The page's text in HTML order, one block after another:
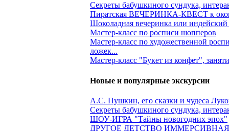
Секреты бабушкиного сундука,
Пиратская ВЕЧЕРИНКА-КВЕСТ к
Шоколадная вечеринка или индейский
Мастер-класс по росписи шопперов
Мастер-класс по художественной
ложек...
Мастер-класс "Букет из конфет",
Новые и популярные экскурсии
А.С. Пушкин, его сказки и чудеса
Секреты бабушкиного сундука,
ШОУ-ИГРА "Тайны новогодних эпох"
ДРУГОЕ ДЕТСТВО